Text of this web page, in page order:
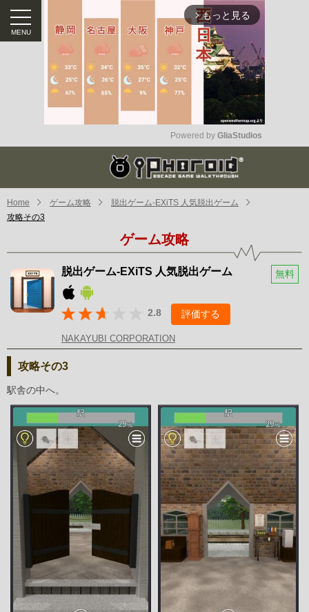
arrow_forward_ios もっと見る
Mute
Powered by GliaStudios
Home ゲーム攻略
脱出ゲーム-EXiTS 人気脱出ゲーム
攻略その3
ゲーム攻略
脱出ゲーム-EXiTS 人気脱出ゲーム 無料
2.8 評価する
NAKAYUBI CORPORATION
攻略その3
駅舎の中へ。